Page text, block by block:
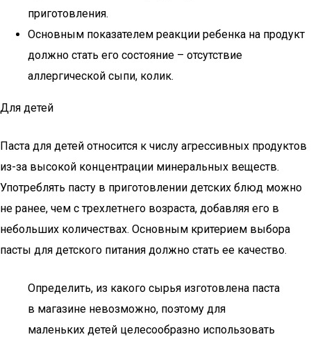
приготовления.
Основным показателем реакции ребенка на продукт
должно стать его состояние – отсутствие
аллергической сыпи, колик.
Для детей
Паста для детей относится к числу агрессивных продуктов
из-за высокой концентрации минеральных веществ.
Употреблять пасту в приготовлении детских блюд можно
не ранее, чем с трехлетнего возраста, добавляя его в
небольших количествах. Основным критерием выбора
пасты для детского питания должно стать ее качество.
Определить, из какого сырья изготовлена паста
в магазине невозможно, поэтому для
маленьких детей целесообразно использовать